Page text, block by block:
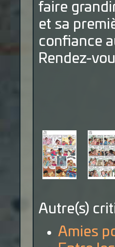
faire
et sa
confiance
Rendez-
Autre(s)
Amies